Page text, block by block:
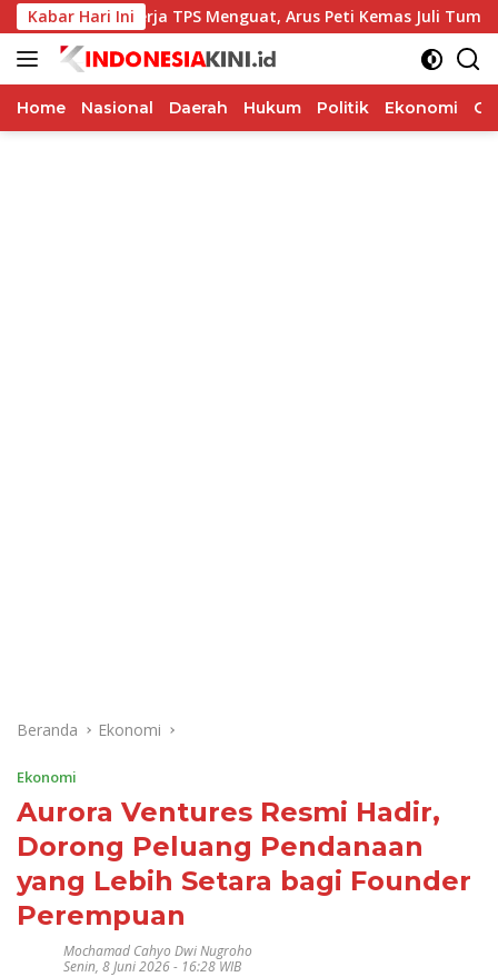
Langsung
ke
konten
Kabar Hari Ini
Kinerja TPS Menguat, Arus Peti Kemas Juli Tumbuh
Home Nasional Daerah Hukum Politik Ekonomi
Beranda Ekonomi
Ekonomi
Aurora Ventures Resmi Hadir,
Dorong Peluang Pendanaan
yang Lebih Setara bagi Founder
Perempuan
Mochamad Cahyo Dwi Nugroho
Senin, 8 Juni 2026 - 16:28 WIB